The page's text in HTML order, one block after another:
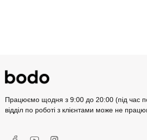
Працюємо щодня з 9:00 до 20:00 (під час
відділ по роботі з клієнтами може не